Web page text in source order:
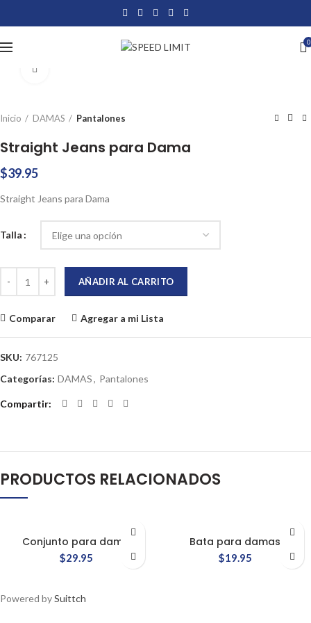
0
Inicio DAMAS Pantalones
Straight Jeans para Dama
$39.95
Straight Jeans para Dama
Talla
AÑADIR AL CARRITO
Comparar Agregar a mi Lista
SKU: 767125
Categorías: DAMAS, Pantalones
Compartir
PRODUCTOS RELACIONADOS
Conjunto para dama
$29.95
Bata para damas
$19.95
Powered bySuittch